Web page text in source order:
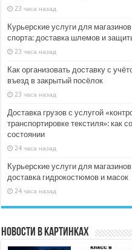
23 часа назад
Курьерские услуги для
спорта: доставка шлемов и
23 часа назад
Как организовать доставку с
въезд в закрытый посёлок
23 часа назад
Доставка грузов с услугой
транспортировке текстиля»: как
состоянии
24 часа назад
Курьерские услуги для
доставка гидрокостюмов и масок
24 часа назад
Новости в картинках